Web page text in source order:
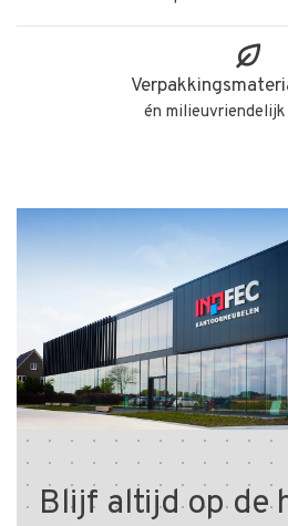
én
Blijf altijd op de